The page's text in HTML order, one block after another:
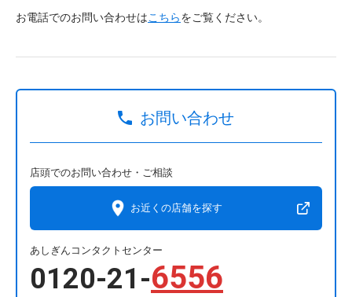
お電話でのお問い合わせはこちらをご覧ください。
お問い合わせ
店頭でのお問い合わせ・ご相談
お近くの店舗を探す
あしぎんコンタクトセンター
0120-21-6556